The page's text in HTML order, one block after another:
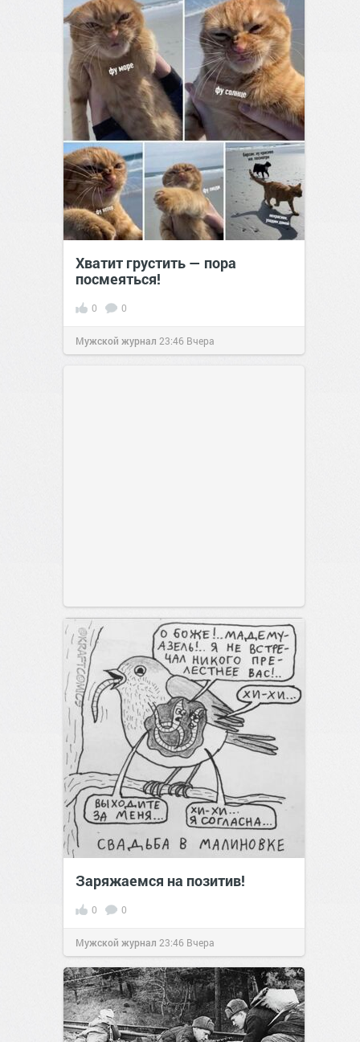
Хватит грустить — пора
посмеяться!
0 0
Мужской журнал 23:46 Вчера
Заряжаемся на позитив!
0 0
Мужской журнал 23:46 Вчера